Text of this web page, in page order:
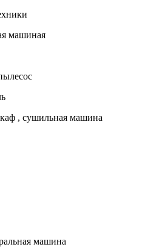
машиная
, сушильная машина
машина